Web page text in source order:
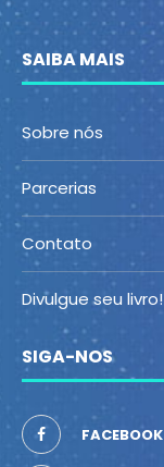
SAIBA MAIS
Sobre nós
Parcerias
Contato
Divulgue seu livro!
SIGA-NOS
FACEBOOK